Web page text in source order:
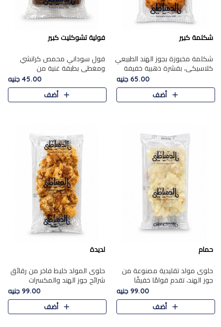
شكلمة كبير
شكلمة مخبوزة بجوز الهند الطبيعي
كلاسيكي، بقشرة ذهبية خفيفة
وقلب طري رطب يذوب في الفم،
تمنحك المذاق الشرقي الحلو الأصيل
التقليدي في كل لقمة.
65.00 جنيه
أضف
فولية تشوكليت كبير
فول سوداني محمص كرانشي
ومغطى بطبقة غنية من
الشوكولاتة، يجمع بين طعم
القرمشة الأصيلة الكلاسكيكية
التقليدية للفول السوداني وحلاوة
45.00 جنيه
أضف
حمام
حلوى مولد تقليدية مصنوعة من
جوز الهند، تقدم قوامًا خفيفًا
ونكهة شرقية أصيلة تجسد روح
الـموسم الأعياد.
99.00 جنيه
أضف
لديدة
حلوى المولد خليط فاخر من رقائق
شرائح جوز الهند والمكسرات
المحمصة، متماسك بشراب حلاوة
الكراميل الخفيفة ليمنحك قرمشة
غنية ومذاقًا شرقيًا أصيلً..
99.00 جنيه
أضف